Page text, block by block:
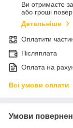
Ви отримаєте
або гроші
Детальніше
Оплатити
Післяплата
Оплата на
Всі умови оплати
Умови